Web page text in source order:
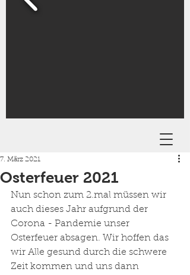
Osterfeuer 2021
7. März 2021
Nun schon zum 2.mal müssen wir
auch dieses Jahr aufgrund der
Corona - Pandemie unser
Osterfeuer absagen. Wir hoffen das
wir Alle gesund durch die schwere
Zeit kommen und uns dann